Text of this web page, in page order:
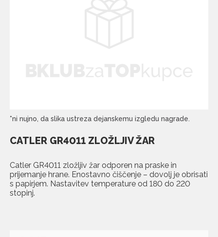
*ni nujno, da slika ustreza dejanskemu izgledu nagrade.
CATLER GR4011 ZLOŽLJIV ŽAR
Catler GR4011 zložljiv žar odporen na praske in
prijemanje hrane. Enostavno čiščenje – dovolj je obrisati
s papirjem. Nastavitev temperature od 180 do 220
stopinj.